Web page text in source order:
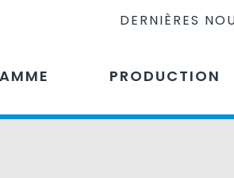
DERNIÈRES
PRODUCTION